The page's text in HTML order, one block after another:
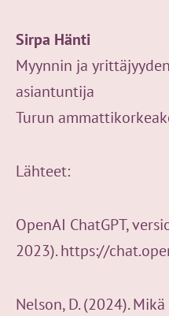
Sirpa Hänti
Myynnin ja
asiantuntija
Turun
Lähteet:
OpenAI ChatGPT,
2023). https://
Nelson, D. (2024).